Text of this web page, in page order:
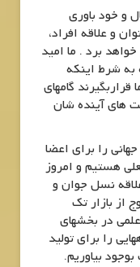
و خود باوری
و علاقه افراد،
برد . ما امید
به شرط اینکه
قراربگیرند گامهای
های آینده شان
را برای اعضا
هستیم و امروز
نسل جوان و
از بازار تک
در بخشهای
را برای تولید
بیاوریم.